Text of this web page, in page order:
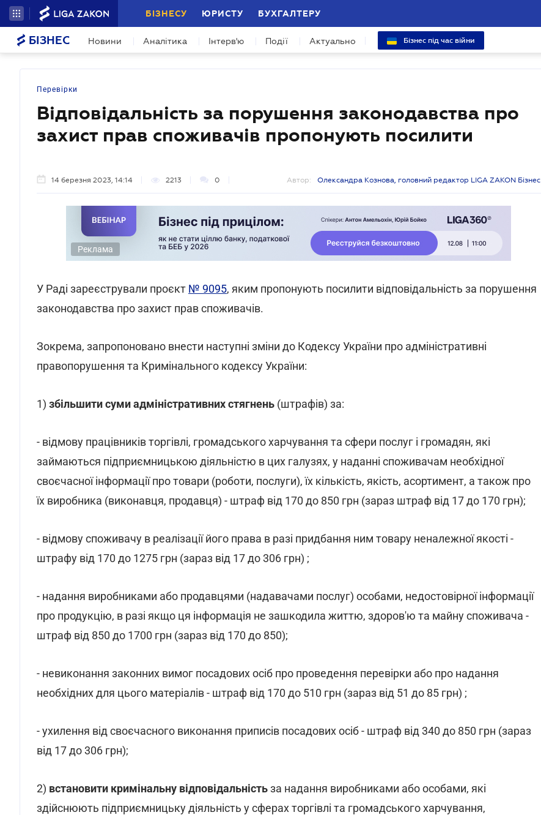
БІЗНЕСУ ЮРИСТУ БУХГАЛТЕРУ
БІЗНЕС Новини Аналітика Інтерв'ю Події Актуально Бізнес під час війни
Перевірки
Відповідальність за порушення законодавства про
захист прав споживачів пропонують посилити
14 березня 2023, 14:14 2213 0 Автор: Олександра Кознова, головний редактор LIGA ZAKON Бізнес
Реклама
У Раді зареєстрували проєкт № 9095, яким пропонують посилити відповідальність за порушення
законодавства про захист прав споживачів.
Зокрема, запропоновано внести наступні зміни до Кодексу України про адміністративні
правопорушення та Кримінального кодексу України:
1) збільшити суми адміністративних стягнень (штрафів) за:
- відмову працівників торгівлі, громадського харчування та сфери послуг і громадян, які
займаються підприємницькою діяльністю в цих галузях, у наданні споживачам необхідної
своєчасної інформації про товари (роботи, послуги), їх кількість, якість, асортимент, а також про
їх виробника (виконавця, продавця) - штраф від 170 до 850 грн (зараз штраф від 17 до 170 грн);
- відмову споживачу в реалізації його права в разі придбання ним товару неналежної якості -
штрафу від 170 до 1275 грн (зараз від 17 до 306 грн) ;
- надання виробниками або продавцями (надавачами послуг) особами, недостовірної інформації
про продукцію, в разі якщо ця інформація не зашкодила життю, здоров'ю та майну споживача -
штраф від 850 до 1700 грн (зараз від 170 до 850);
- невиконання законних вимог посадових осіб про проведення перевірки або про надання
необхідних для цього матеріалів - штраф від 170 до 510 грн (зараз від 51 до 85 грн) ;
- ухилення від своєчасного виконання приписів посадових осіб - штраф від 340 до 850 грн (зараз
від 17 до 306 грн);
2) встановити кримінальну відповідальністьза надання виробниками або особами, які
здійснюють підприємницьку діяльність у сферах торгівлі та громадського харчування,